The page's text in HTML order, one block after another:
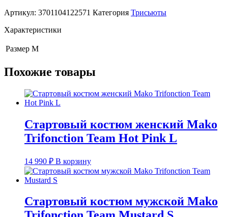
Артикул: 3701104122571 Категория Трисьюты
Характеристики
Размер M
Похожие товары
Стартовый костюм женский Mako
Trifonction Team Hot Pink L
14 990 ₽ В корзину
Стартовый костюм мужской Mako